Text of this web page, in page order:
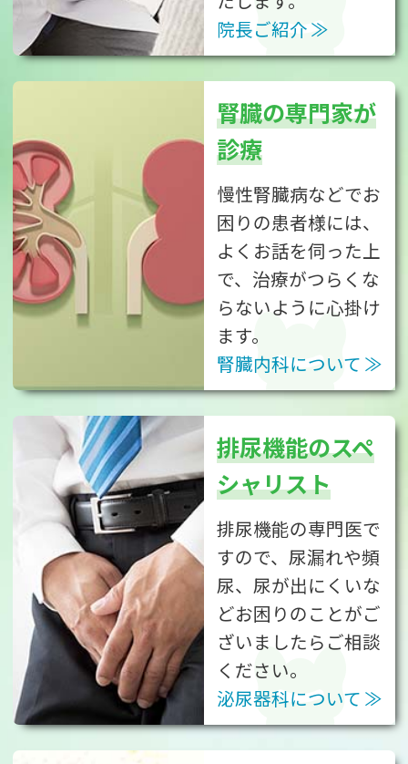
院長ご紹介
腎臓の専門家が
診療
慢性腎臓病などでお
困りの患者様には、
よくお話を伺った上
で、治療がつらくな
らないように心掛け
ます。
腎臓内科について
排尿機能のスペ
シャリスト
排尿機能の専門医で
すので、尿漏れや頻
尿、尿が出にくいな
どお困りのことがご
ざいましたらご相談
ください。
泌尿器科について